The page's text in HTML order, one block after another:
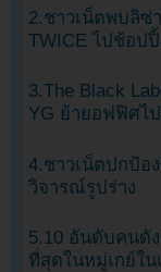
2.ชาวเน็ตพบลิซ่
TWICE ไปช้อป
3.The Black
YG ย้ายอฟฟิศไ
4.ชาวเน็ตปกป้อ
วิจารณ์รูปร่าง
5.10 อันดับคนดั
ที่สุดในหมู่เกย์ใน